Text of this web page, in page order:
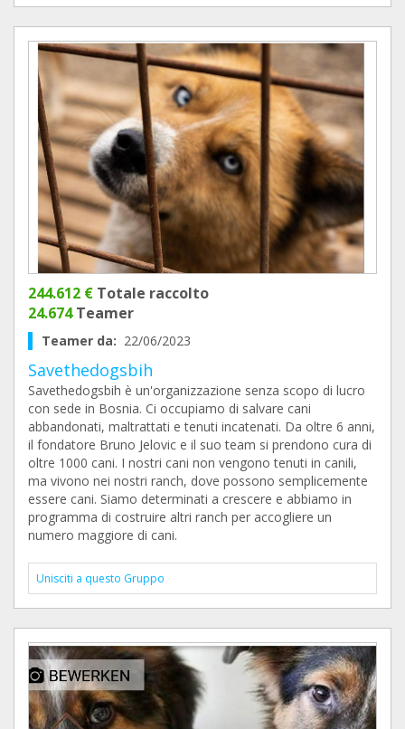
244.612 € Totale raccolto
24.674Teamer
Teamer da: 22/06/2023
Savethedogsbih
Savethedogsbih è un'organizzazione senza scopo di lucro
con sede in Bosnia. Ci occupiamo di salvare cani
abbandonati, maltrattati e tenuti incatenati. Da oltre 6 anni,
il fondatore Bruno Jelovic e il suo team si prendono cura di
oltre 1000 cani. I nostri cani non vengono tenuti in canili,
ma vivono nei nostri ranch, dove possono semplicemente
essere cani. Siamo determinati a crescere e abbiamo in
programma di costruire altri ranch per accogliere un
numero maggiore di cani.
Unisciti a questo Gruppo